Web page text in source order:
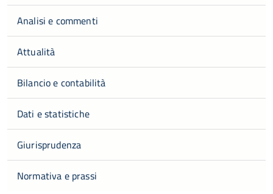
Analisi e commenti
Attualità
Bilancio e contabilità
Dati e statistiche
Giurisprudenza
Normativa e prassi